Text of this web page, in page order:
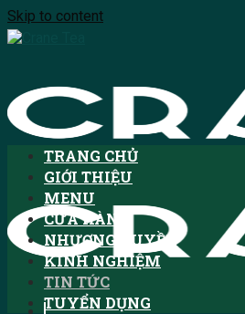
Skip to content
TRANG CHỦ
GIỚI THIỆU
MENU
CỬA HÀNG
NHƯỢNG QUYỀN
KINH NGHIỆM
TIN TỨC
TUYỂN DỤNG